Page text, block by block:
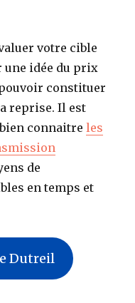
votre cible
une idée du prix
constituer
reprise. Il est
bien connaitreles
de
en temps et
Dutreil